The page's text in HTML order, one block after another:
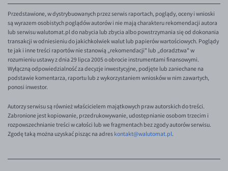
Przedstawione, w dystrybuowanych przez serwis raportach, poglądy, oceny i wnioski
są wyrazem osobistych poglądów autorów i nie mają charakteru rekomendacji autora
lub serwisu walutomat.pl do nabycia lub zbycia albo powstrzymania się od dokonania
transakcji w odniesieniu do jakichkolwiek walut lub papierów wartościowych. Poglądy
te jak i inne treści raportów nie stanowią „rekomendacji" lub „doradztwa" w
rozumieniu ustawy z dnia 29 lipca 2005 o obrocie instrumentami finansowymi.
Wyłączną odpowiedzialność za decyzje inwestycyjne, podjęte lub zaniechane na
podstawie komentarza, raportu lub z wykorzystaniem wniosków w nim zawartych,
ponosi inwestor.
Autorzy serwisu są również właścicielem majątkowych praw autorskich do treści.
Zabronione jest kopiowanie, przedrukowywanie, udostępnianie osobom trzecim i
rozpowszechnianie treści w całości lub we fragmentach bez zgody autorów serwisu.
Zgodę taką można uzyskać pisząc na adres kontakt@walutomat.pl.